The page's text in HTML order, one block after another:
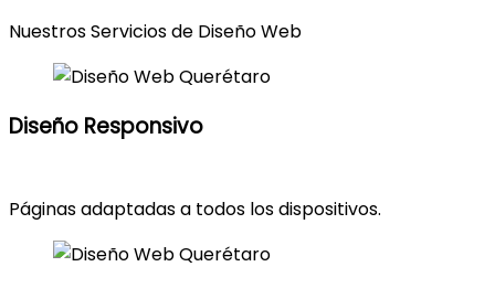
Nuestros Servicios de Diseño Web
Diseño Responsivo
Páginas adaptadas a todos los dispositivos.